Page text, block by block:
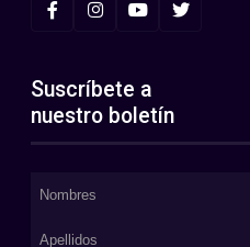
Suscríbete a
nuestro boletín